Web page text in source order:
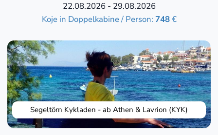
22.08.2026 - 29.08.2026
Koje in Doppelkabine / Person: 748€
Segeltörn Kykladen - ab Athen & Lavrion (KYK)